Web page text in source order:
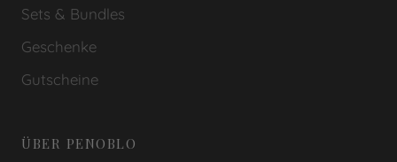
Sets & Bundles
Geschenke
Gutscheine
ÜBER PENOBLO